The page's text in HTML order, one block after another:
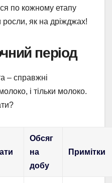
по кожному етапу
як на дріжджах!
період
– справжні
і тільки молоко.
Обсяг
на
добу
Примітки